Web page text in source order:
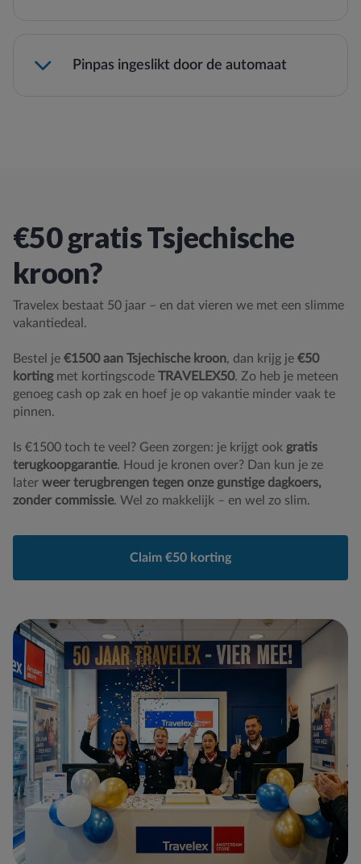
Pinpas ingeslikt door de automaat
€50 gratis Tsjechische
kroon?
Travelex bestaat 50 jaar – en dat vieren we met een slimme
vakantiedeal.
Bestel je €1500 aan Tsjechische kroon, dan krijg je €50
kortingmet kortingscode TRAVELEX50. Zo heb je meteen
genoeg cash op zak en hoef je op vakantie minder vaak te
pinnen.
Is €1500 toch te veel? Geen zorgen: je krijgt ook gratis
terugkoopgarantie. Houd je kronen over? Dan kun je ze
later weer terugbrengen tegen onze gunstige dagkoers,
zonder commissie. Wel zo makkelijk – en wel zo slim.
Claim €50 korting